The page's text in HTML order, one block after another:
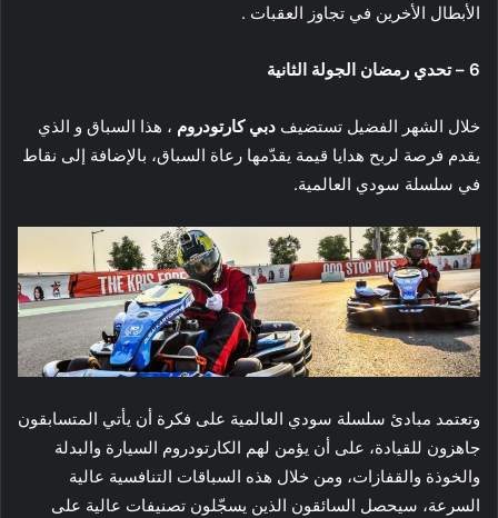
الأبطال الأخرين في تجاوز العقبات .
6 – تحدي رمضان الجولة الثانية
خلال الشهر الفضيل تستضيف دبي كارتودروم ، هذا السباق و الذي
يقدم فرصة لربح هدايا قيمة يقدّمها رعاة السباق، بالإضافة إلى نقاط
في سلسلة سودي العالمية.
وتعتمد مبادئ سلسلة سودي العالمية على فكرة أن يأتي المتسابقون
جاهزون للقيادة، على أن يؤمن لهم الكارتودروم السيارة والبدلة
والخوذة والقفازات، ومن خلال هذه السباقات التنافسية عالية
السرعة، سيحصل السائقون الذين يسجّلون تصنيفات عالية على